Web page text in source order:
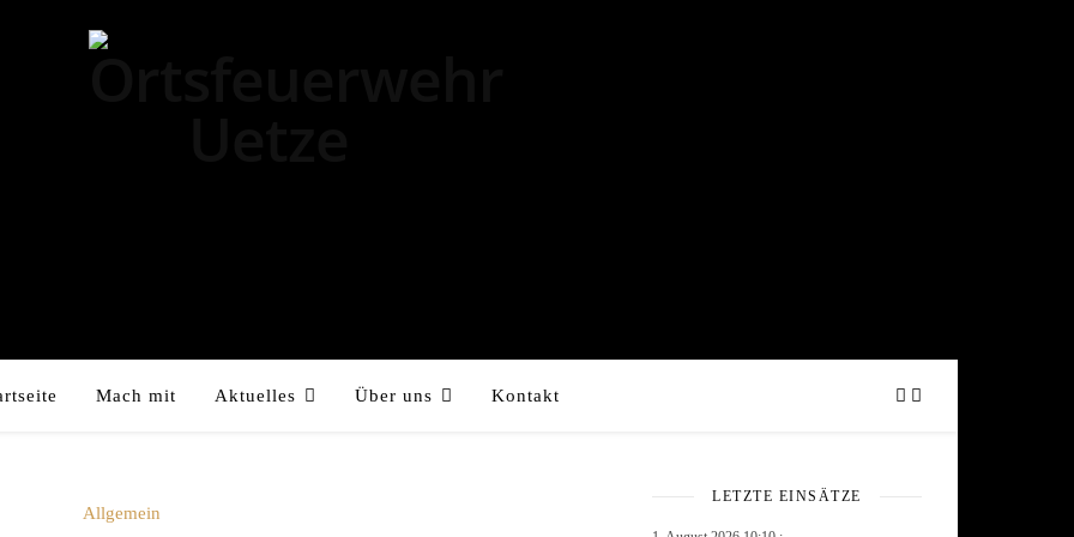
Mach mit Aktuelles Über uns Kontakt
Allgemein
LETZTE EINSÄTZE